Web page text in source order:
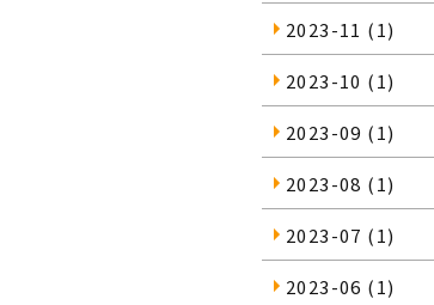
2023-11 (1)
2023-10 (1)
2023-09 (1)
2023-08 (1)
2023-07 (1)
2023-06 (1)